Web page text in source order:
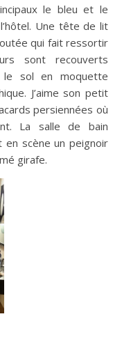
le bleu et le
Une tête de lit
qui fait ressortir
sont recouverts
le sol en moquette
J’aime son petit
persiennées où
La salle de bain
scène un peignoir
girafe.